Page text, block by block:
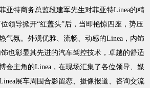
亚特商务总监段建军先生对菲亚特Linea的精
领导掀开“红盖头”后，当即艳惊四座，势压
气氛。外观优雅、流畅、动感的Linea，内饰
也彰显其先进的汽车驾控技术，卓越的舒适
会主角的Linea，在现场汇集了各位领导、媒
展车周围合影留恋、摄像报道、咨询交流